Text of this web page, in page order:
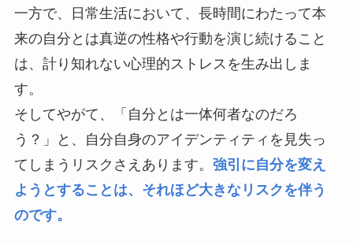
一方で、日常生活において、長時間にわたって本
来の自分とは真逆の性格や行動を演じ続けること
は、計り知れない心理的ストレスを生み出しま
す。
そしてやがて、「自分とは一体何者なのだろ
う？」と、自分自身のアイデンティティを見失っ
てしまうリスクさえあります。 強引に自分を変え
ようとすることは、それほど大きなリスクを伴う
のです。